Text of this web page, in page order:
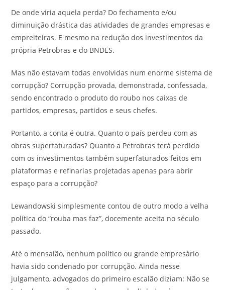
De onde viria aquela perda? Do fechamento e/ou
diminuição drástica das atividades de grandes empresas e
empreiteiras. E mesmo na redução dos investimentos da
própria Petrobras e do BNDES.
Mas não estavam todas envolvidas num enorme sistema de
corrupção? Corrupção provada, demonstrada, confessada,
sendo encontrado o produto do roubo nos caixas de
partidos, empresas, partidos e seus chefes.
Portanto, a conta é outra. Quanto o país perdeu com as
obras superfaturadas? Quanto a Petrobras terá perdido
com os investimentos também superfaturados feitos em
plataformas e refinarias projetadas apenas para abrir
espaço para a corrupção?
Lewandowski simplesmente contou de outro modo a velha
política do “rouba mas faz”, docemente aceita no século
passado.
Até o mensalão, nenhum político ou grande empresário
havia sido condenado por corrupção. Ainda nesse
julgamento, advogados do primeiro escalão diziam: Não se